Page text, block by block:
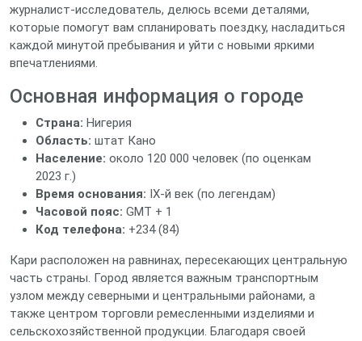
журналист‑исследователь, делюсь всеми деталями,
которые помогут вам спланировать поездку, насладиться
каждой минутой пребывания и уйти с новыми яркими
впечатлениями.
Основная информация о городе
Страна: Нигерия
Область: штат Кано
Население: около 120 000 человек (по оценкам
2023 г.)
Время основания: IX‑й век (по легендам)
Часовой пояс: GMT + 1
Код телефона: +234 (84)
Кари расположен на равнинах, пересекающих центральную
часть страны. Город является важным транспортным
узлом между северными и центральными районами, а
также центром торговли ремесленными изделиями и
сельскохозяйственной продукции. Благодаря своей